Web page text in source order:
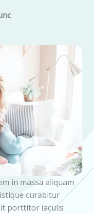
in massa aliquam
curabitur
porttitor iaculis